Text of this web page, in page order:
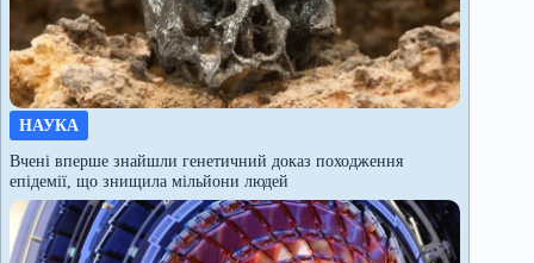
НАУКА
Вчені вперше знайшли генетичний доказ походження
епідемії, що знищила мільйони людей